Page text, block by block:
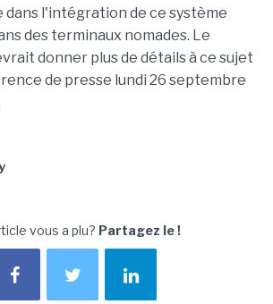
l'intégration de ce système
des terminaux nomades. Le
donner plus de détails à ce sujet
de presse lundi 26 septembre
vous a plu? Partagez le !